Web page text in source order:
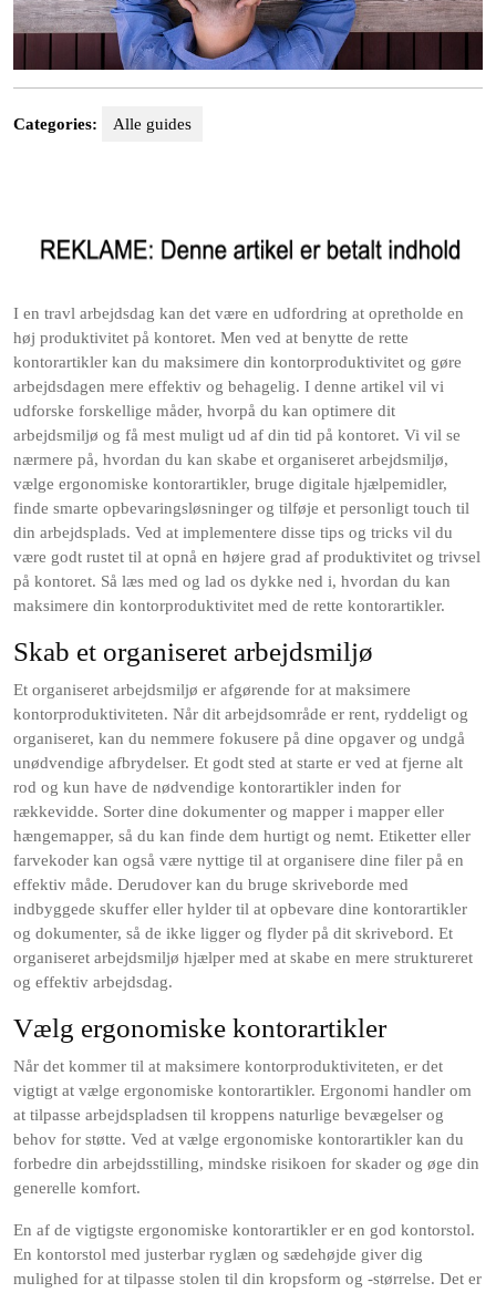
Categories: Alle guides
I en travl arbejdsdag kan det være en udfordring at opretholde en
høj produktivitet på kontoret. Men ved at benytte de rette
kontorartikler kan du maksimere din kontorproduktivitet og gøre
arbejdsdagen mere effektiv og behagelig. I denne artikel vil vi
udforske forskellige måder, hvorpå du kan optimere dit
arbejdsmiljø og få mest muligt ud af din tid på kontoret. Vi vil se
nærmere på, hvordan du kan skabe et organiseret arbejdsmiljø,
vælge ergonomiske kontorartikler, bruge digitale hjælpemidler,
finde smarte opbevaringsløsninger og tilføje et personligt touch til
din arbejdsplads. Ved at implementere disse tips og tricks vil du
være godt rustet til at opnå en højere grad af produktivitet og trivsel
på kontoret. Så læs med og lad os dykke ned i, hvordan du kan
maksimere din kontorproduktivitet med de rette kontorartikler.
Skab et organiseret arbejdsmiljø
Et organiseret arbejdsmiljø er afgørende for at maksimere
kontorproduktiviteten. Når dit arbejdsområde er rent, ryddeligt og
organiseret, kan du nemmere fokusere på dine opgaver og undgå
unødvendige afbrydelser. Et godt sted at starte er ved at fjerne alt
rod og kun have de nødvendige kontorartikler inden for
rækkevidde. Sorter dine dokumenter og mapper i mapper eller
hængemapper, så du kan finde dem hurtigt og nemt. Etiketter eller
farvekoder kan også være nyttige til at organisere dine filer på en
effektiv måde. Derudover kan du bruge skriveborde med
indbyggede skuffer eller hylder til at opbevare dine kontorartikler
og dokumenter, så de ikke ligger og flyder på dit skrivebord. Et
organiseret arbejdsmiljø hjælper med at skabe en mere struktureret
og effektiv arbejdsdag.
Vælg ergonomiske kontorartikler
Når det kommer til at maksimere kontorproduktiviteten, er det
vigtigt at vælge ergonomiske kontorartikler. Ergonomi handler om
at tilpasse arbejdspladsen til kroppens naturlige bevægelser og
behov for støtte. Ved at vælge ergonomiske kontorartikler kan du
forbedre din arbejdsstilling, mindske risikoen for skader og øge din
generelle komfort.
En af de vigtigste ergonomiske kontorartikler er en god kontorstol.
En kontorstol med justerbar ryglæn og sædehøjde giver dig
mulighed for at tilpasse stolen til din kropsform og -størrelse. Det er